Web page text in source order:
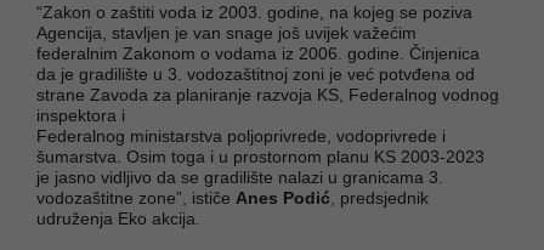
“Zakon o zaštiti voda iz 2003. godine, na kojeg se poziva
Agencija, stavljen je van snage još uvijek važećim
federalnim Zakonom o vodama iz 2006. godine. Činjenica
da je gradilište u 3. vodozaštitnoj zoni je već potvđena od
strane Zavoda za planiranje razvoja KS, Federalnog vodnog
inspektora i
Federalnog ministarstva poljoprivrede, vodoprivrede i
šumarstva. Osim toga i u prostornom planu KS 2003-2023
je jasno vidljivo da se gradilište nalazi u granicama 3.
vodozaštitne zone”, ističe Anes Podić , predsjednik
udruženja Eko akcija.